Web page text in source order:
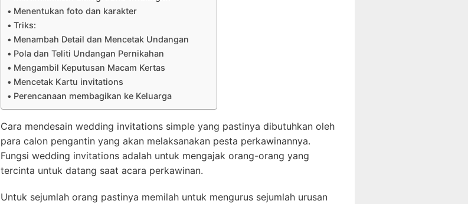
Menentukan foto dan karakter
Triks:
Menambah Detail dan Mencetak Undangan
Pola dan Teliti Undangan Pernikahan
Mengambil Keputusan Macam Kertas
Mencetak Kartu invitations
Perencanaan membagikan ke Keluarga
Cara mendesain wedding invitations simple yang pastinya dibutuhkan oleh
para calon pengantin yang akan melaksanakan pesta perkawinannya.
Fungsi wedding invitations adalah untuk mengajak orang-orang yang
tercinta untuk datang saat acara perkawinan.
Untuk sejumlah orang pastinya memilah untuk mengurus sejumlah urusan